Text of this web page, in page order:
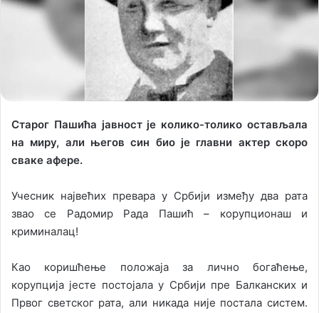
n m
a
Старог Пашића јавност је колико-толико остављала
на миру, али његов син био је главни актер скоро
сваке афере.
Учесник највећих превара у Србији између два рата
звао се Радомир Рада Пашић – корупционаш и
криминалац!
Као коришћење положаја за лично богаћење,
корупција јесте постојала у Србији пре Балканских и
Првог светског рата, али никада није постала систем.